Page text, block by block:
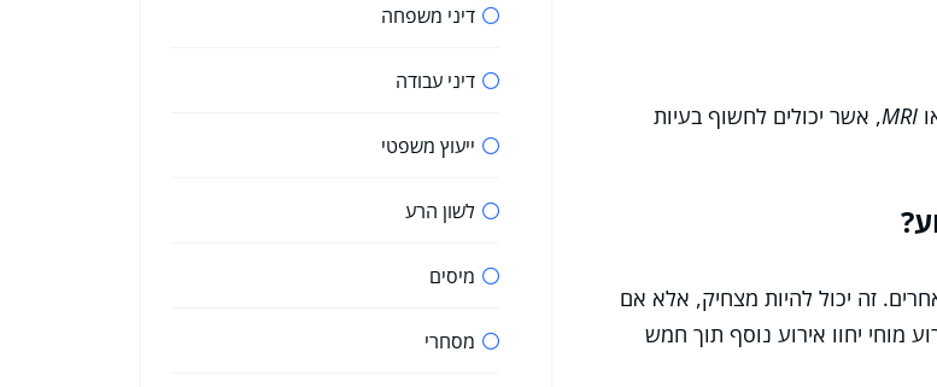
MRI, אשר יכולים לחשוף בעיות
זה יכול להיות מצחיק, אלא אם
25% מהאנשים שחוו אירוע מוחי יחוו אירוע נוסף תוך חמש
דיני משפחה
דיני עבודה
ייעוץ משפטי
לשון הרע
מיסים
מסחרי